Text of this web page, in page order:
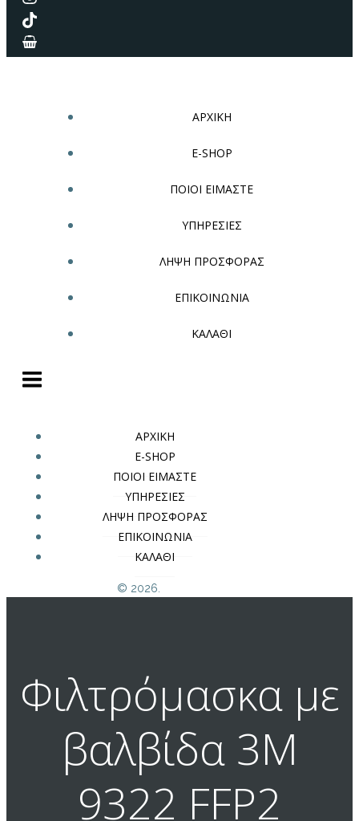
ΑΡΧΙΚΗ
E-SHOP
ΠΟΙΟΙ ΕΙΜΑΣΤΕ
ΥΠΗΡΕΣΙΕΣ
ΛΗΨΗ ΠΡΟΣΦΟΡΑΣ
ΕΠΙΚΟΙΝΩΝΙΑ
ΚΑΛΑΘΙ
ΑΡΧΙΚΗ
E-SHOP
ΠΟΙΟΙ ΕΙΜΑΣΤΕ
ΥΠΗΡΕΣΙΕΣ
ΛΗΨΗ ΠΡΟΣΦΟΡΑΣ
ΕΠΙΚΟΙΝΩΝΙΑ
ΚΑΛΑΘΙ
© 2026.
Φιλτρόμασκα με
βαλβίδα 3M
9322 FFP2